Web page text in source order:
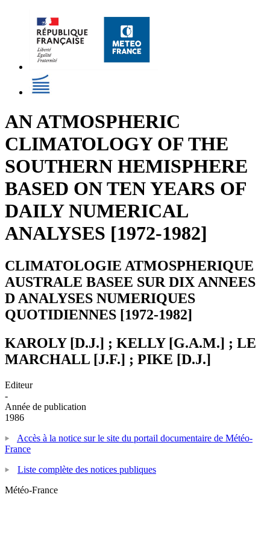
AN ATMOSPHERIC
CLIMATOLOGY OF THE
SOUTHERN HEMISPHERE
BASED ON TEN YEARS OF
DAILY NUMERICAL
ANALYSES [1972-1982]
CLIMATOLOGIE ATMOSPHERIQUE
AUSTRALE BASEE SUR DIX ANNEES
D ANALYSES NUMERIQUES
QUOTIDIENNES [1972-1982]
KAROLY [D.J.] ; KELLY [G.A.M.] ; LE
MARCHALL [J.F.] ; PIKE [D.J.]
Editeur
-
Année de publication
1986
Accès à la notice sur le site du portail documentaire de Météo-
France
Liste complète des notices publiques
Météo-France